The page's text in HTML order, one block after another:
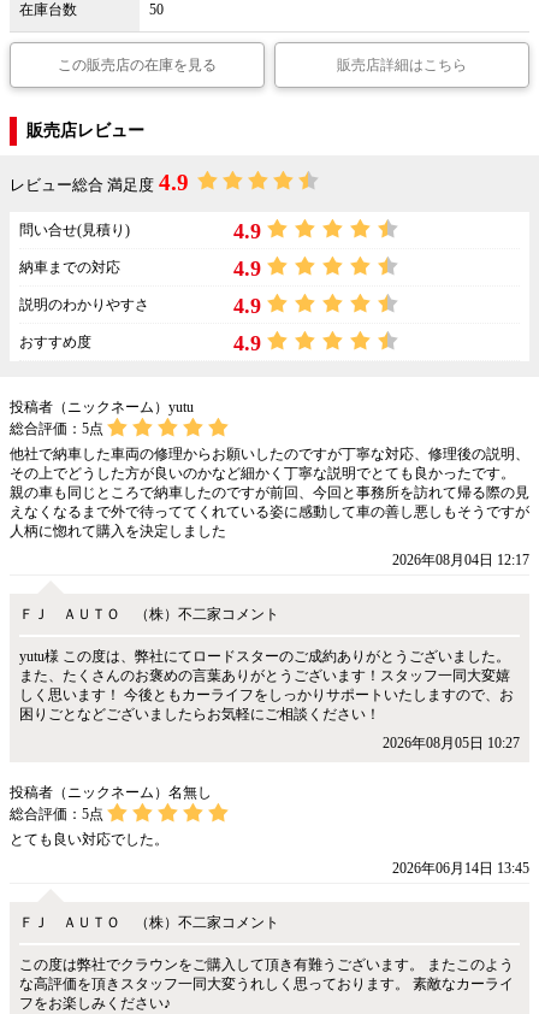
在庫台数 50
この販売店の在庫を見る 販売店詳細はこちら
販売店レビュー
レビュー総合 満足度 4.9
問い合せ(見積り) 4.9
納車までの対応 4.9
説明のわかりやすさ 4.9
おすすめ度 4.9
投稿者（ニックネーム）yutu
総合評価： 5点
他社で納車した車両の修理からお願いしたのですが丁寧な対応、修理後の説明、
その上でどうした方が良いのかなど細かく丁寧な説明でとても良かったです。
親の車も同じところで納車したのですが前回、今回と事務所を訪れて帰る際の見
えなくなるまで外で待っててくれている姿に感動して車の善し悪しもそうですが
人柄に惚れて購入を決定しました
2026年08月04日 12:17
ＦＪ ＡＵＴＯ （株）不二家コメント
yutu様 この度は、弊社にてロードスターのご成約ありがとうございました。
また、たくさんのお褒めの言葉ありがとうございます！スタッフ一同大変嬉
しく思います！ 今後ともカーライフをしっかりサポートいたしますので、お
困りごとなどございましたらお気軽にご相談ください！
2026年08月05日 10:27
投稿者（ニックネーム）名無し
総合評価： 5点
とても良い対応でした。
2026年06月14日 13:45
ＦＪ ＡＵＴＯ （株）不二家コメント
この度は弊社でクラウンをご購入して頂き有難うございます。 またこのよう
な高評価を頂きスタッフ一同大変うれしく思っております。 素敵なカーライ
フをお楽しみください♪